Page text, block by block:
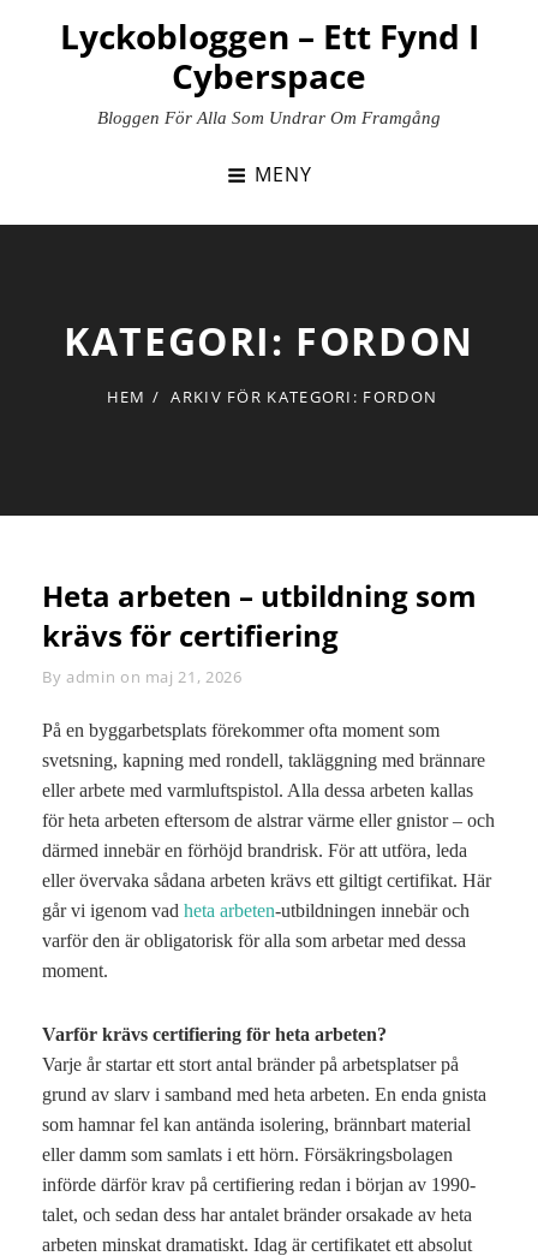
Lyckobloggen – Ett Fynd I
Cyberspace
Bloggen För Alla Som Undrar Om Framgång
MENY
KATEGORI: FORDON
HEM / ARKIV FÖR KATEGORI: FORDON
Heta arbeten – utbildning som
krävs för certifiering
By Byline
admin on maj 21, 2026
På en byggarbetsplats förekommer ofta moment som
svetsning, kapning med rondell, takläggning med brännare
eller arbete med varmluftspistol. Alla dessa arbeten kallas
för heta arbeten eftersom de alstrar värme eller gnistor – och
därmed innebär en förhöjd brandrisk. För att utföra, leda
eller övervaka sådana arbeten krävs ett giltigt certifikat. Här
går vi igenom vad heta arbeten-utbildningen innebär och
varför den är obligatorisk för alla som arbetar med dessa
moment.
Varför krävs certifiering för heta arbeten?
Varje år startar ett stort antal bränder på arbetsplatser på
grund av slarv i samband med heta arbeten. En enda gnista
som hamnar fel kan antända isolering, brännbart material
eller damm som samlats i ett hörn. Försäkringsbolagen
införde därför krav på certifiering redan i början av 1990-
talet, och sedan dess har antalet bränder orsakade av heta
arbeten minskat dramatiskt. Idag är certifikatet ett absolut